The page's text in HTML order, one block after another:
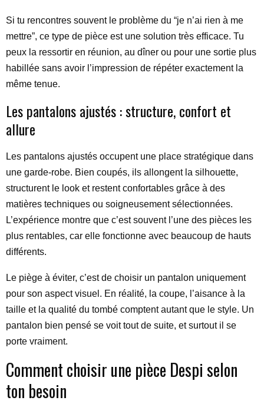
Si tu rencontres souvent le problème du “je n’ai rien à me
mettre”, ce type de pièce est une solution très efficace. Tu
peux la ressortir en réunion, au dîner ou pour une sortie plus
habillée sans avoir l’impression de répéter exactement la
même tenue.
Les pantalons ajustés : structure, confort et
allure
Les pantalons ajustés occupent une place stratégique dans
une garde-robe. Bien coupés, ils allongent la silhouette,
structurent le look et restent confortables grâce à des
matières techniques ou soigneusement sélectionnées.
L’expérience montre que c’est souvent l’une des pièces les
plus rentables, car elle fonctionne avec beaucoup de hauts
différents.
Le piège à éviter, c’est de choisir un pantalon uniquement
pour son aspect visuel. En réalité, la coupe, l’aisance à la
taille et la qualité du tombé comptent autant que le style. Un
pantalon bien pensé se voit tout de suite, et surtout il se
porte vraiment.
Comment choisir une pièce Despi selon
ton besoin